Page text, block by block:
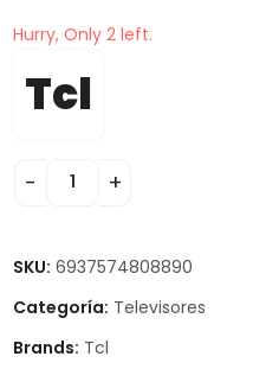
Hurry, Only 2 left.
Tcl
SKU: 6937574808890
Categoría: Televisores
Brands: Tcl